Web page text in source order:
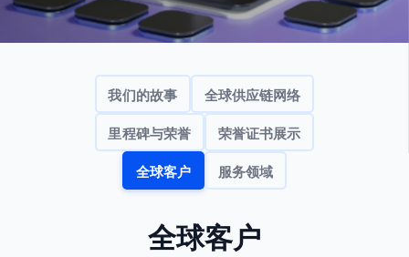
我们的故事 全球供应链网络
里程碑与荣誉 荣誉证书展示
全球客户 服务领域
全球客户